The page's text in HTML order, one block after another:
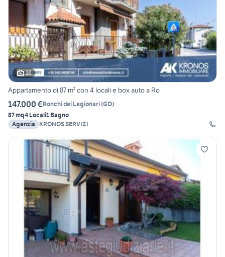
13
Appartamento di 87 m² con 4 locali e box auto a Ro
147.000 €Ronchi dei Legionari(GO)
87 mq4 Locali1 Bagno
Agenzia
KRONOS SERVIZI